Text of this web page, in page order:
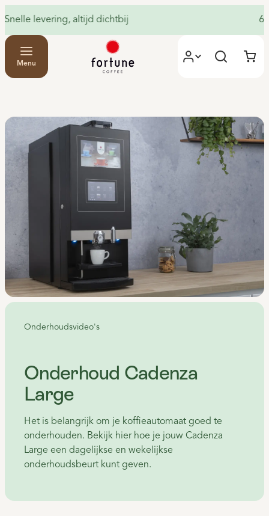
60 maanden gratis service &
Menu
Onderhoudsvideo's
Onderhoud Cadenza
Large
Het is belangrijk om je koffieautomaat goed te
onderhouden. Bekijk hier hoe je jouw Cadenza
Large een dagelijkse en wekelijkse
onderhoudsbeurt kunt geven.